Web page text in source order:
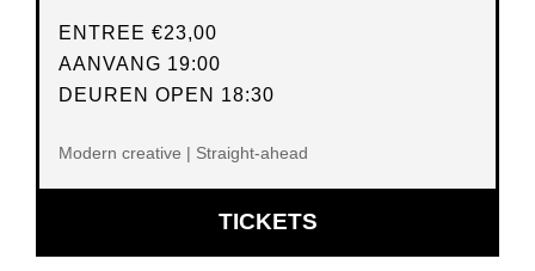
ENTREE €23,00
AANVANG 19:00
DEUREN OPEN 18:30
Modern creative | Straight-ahead
TICKETSOPENT
IN